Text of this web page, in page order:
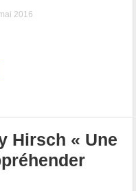
2016
Hirsch « Une